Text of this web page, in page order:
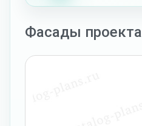
Фасады проекта